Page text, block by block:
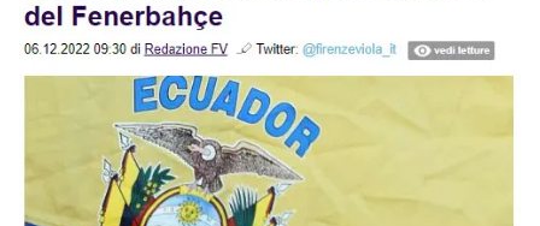
Metnimiziziyaret edebilirsiniz.
6698 sayılı Kişisel Verilerin Korunması Kanunu uyarınca
hazırlanmış Aydınlatma Metnimizi okumak ve sitemizde
ilgili mevzuata uygun olarak kullanılan çerezlerle ilgili bilgi
almak için lütfentıklayınız.